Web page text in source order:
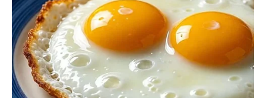
Neočekivan razgovor donosi
veliko iznenađenje
Kada budete najmanje očekivali, jedna osoba će poželeti